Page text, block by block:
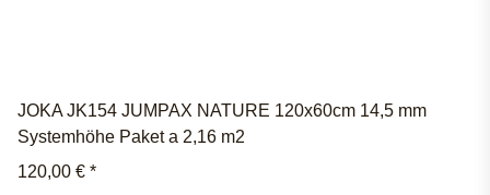
JOKA JK154 JUMPAX NATURE 120x60cm 14,5 mm
Systemhöhe Paket a 2,16 m2
120,00 € *